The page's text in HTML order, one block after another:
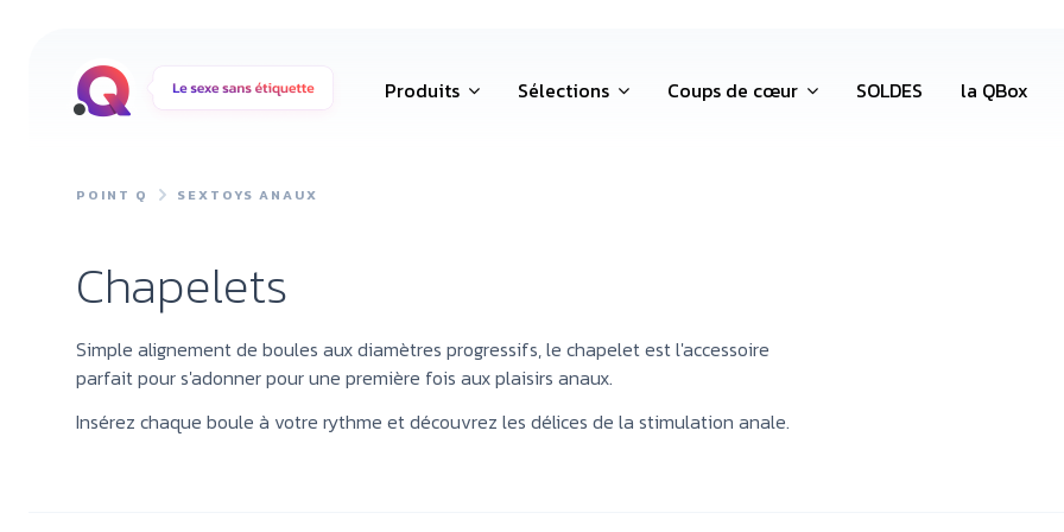
Produits Sélections Coups de cœur SOLDES la QBox
POINT Q SEXTOYS ANAUX
Chapelets
Simple alignement de boules aux diamètres progressifs, le chapelet est l'accessoire
parfait pour s'adonner pour une première fois aux plaisirs anaux.
Insérez chaque boule à votre rythme et découvrez les délices de la stimulation anale.